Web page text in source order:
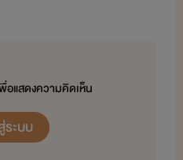
ยร์ ค่ะ
อแสดงความคิดเห็น
ระบบ